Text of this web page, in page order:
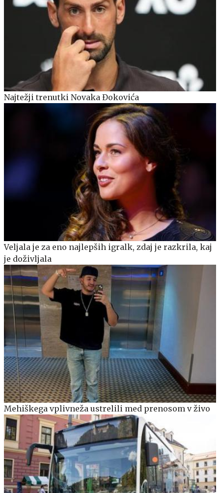
Najtežji trenutki Novaka Đokovića
Veljala je za eno najlepših igralk, zdaj je razkrila, kaj
je doživljala
Mehiškega vplivneža ustrelili med prenosom v živo